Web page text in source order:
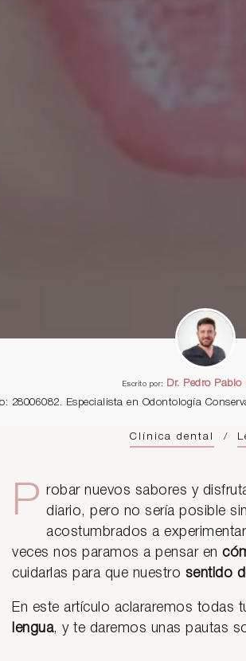
Escrito por:
Dr. Pedro
28006082. Especialista en Odontología
Clínica dental /
P robar nuevos sabores y
diario, pero no sería posible sin
acostumbrados a
veces nos paramos a pensar en
cuidarlas para que nuestro sentido
En este artículo aclararemos todas
lengua, y te daremos unas pautas